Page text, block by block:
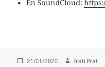
En SoundCloud:
Publicado
21/01/2020 Autor
Irati Prat